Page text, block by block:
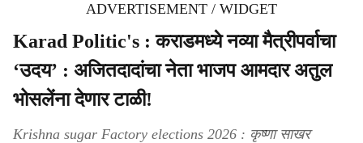
ADVERTISEMENT / WIDGET
Karad Politic's : कराडमध्ये नव्या मैत्रीपर्वाचा
‘उदय’ : अजितदादांचा नेता भाजप आमदार अतुल
भोसलेंना देणार टाळी!
Krishna sugar Factory elections 2026 : कृष्णा साखर